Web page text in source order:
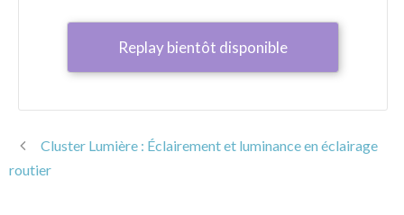
Replay bientôt disponible
Cluster Lumière : Éclairement et luminance en éclairage
routier